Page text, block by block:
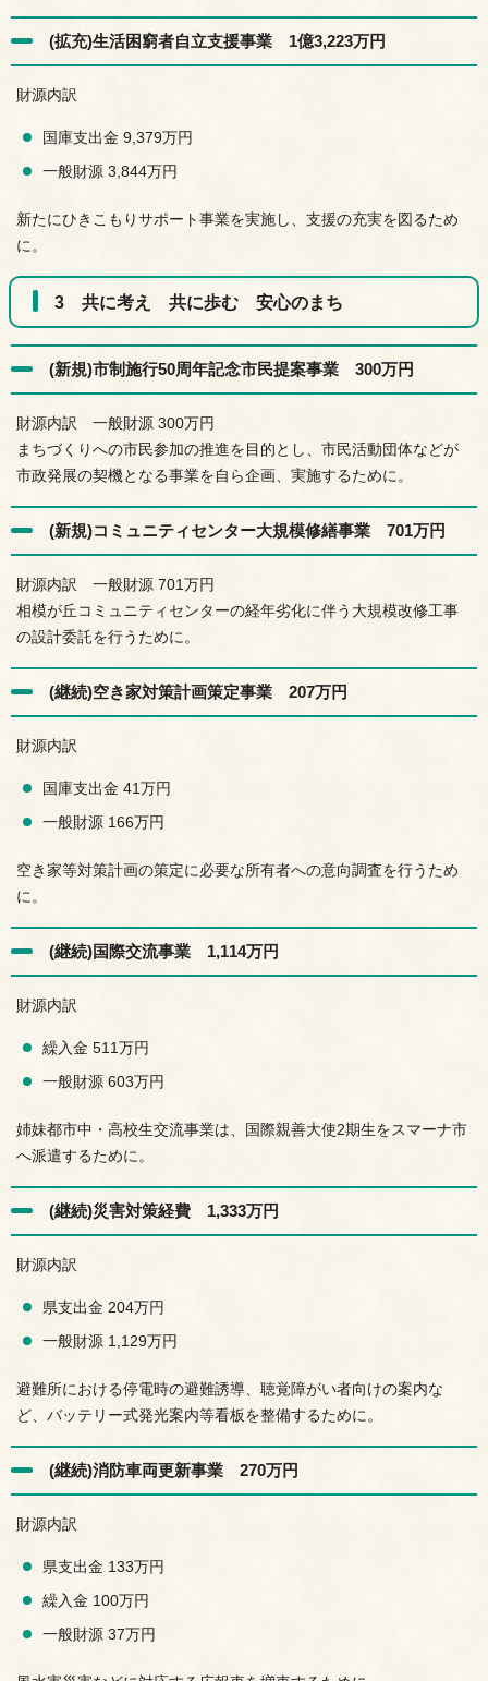
(拡充)生活困窮者自立支援事業 1億3,223万円
財源内訳
国庫支出金 9,379万円
一般財源 3,844万円
新たにひきこもりサポート事業を実施し、支援の充実を図るため
に。
3 共に考え 共に歩む 安心のまち
(新規)市制施行50周年記念市民提案事業 300万円
財源内訳 一般財源 300万円
まちづくりへの市民参加の推進を目的とし、市民活動団体などが
市政発展の契機となる事業を自ら企画、実施するために。
(新規)コミュニティセンター大規模修繕事業 701万円
財源内訳 一般財源 701万円
相模が丘コミュニティセンターの経年劣化に伴う大規模改修工事
の設計委託を行うために。
(継続)空き家対策計画策定事業 207万円
財源内訳
国庫支出金 41万円
一般財源 166万円
空き家等対策計画の策定に必要な所有者への意向調査を行うため
に。
(継続)国際交流事業 1,114万円
財源内訳
繰入金 511万円
一般財源 603万円
姉妹都市中・高校生交流事業は、国際親善大使2期生をスマーナ市
へ派遣するために。
(継続)災害対策経費 1,333万円
財源内訳
県支出金 204万円
一般財源 1,129万円
避難所における停電時の避難誘導、聴覚障がい者向けの案内な
ど、バッテリー式発光案内等看板を整備するために。
(継続)消防車両更新事業 270万円
財源内訳
県支出金 133万円
繰入金 100万円
一般財源 37万円